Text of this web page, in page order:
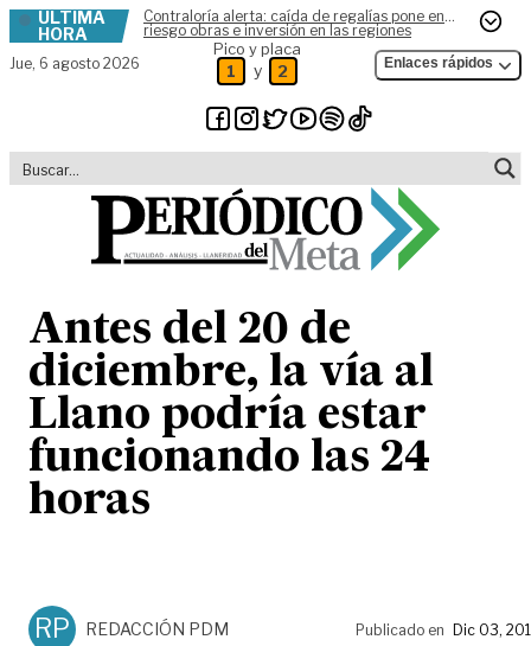
Skip to content
ÚLTIMA
HORA
Contraloría alerta: caída de regalías pone en
riesgo obras e inversión en las regiones
Jue, 6 agosto 2026
Pico y placa
1 y 2 Enlaces rápidos
Antes del 20 de
diciembre, la vía al
Llano podría estar
funcionando las 24
horas
RP REDACCIÓN PDM Publicado en Dic 03,